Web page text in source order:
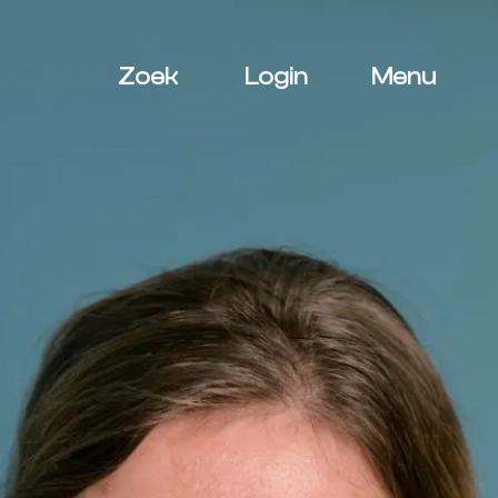
Zoek Login Menu